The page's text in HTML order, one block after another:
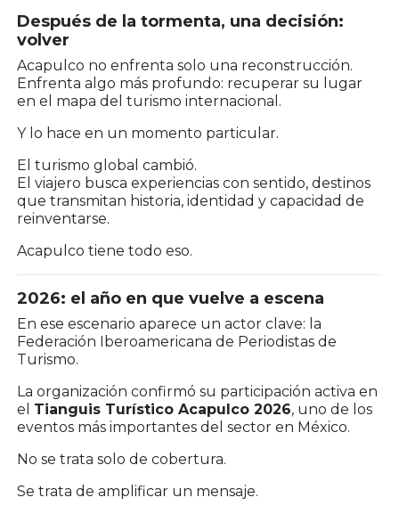
Después de la tormenta, una decisión:
volver
Acapulco no enfrenta solo una reconstrucción.
Enfrenta algo más profundo: recuperar su lugar
en el mapa del turismo internacional.
Y lo hace en un momento particular.
El turismo global cambió.
El viajero busca experiencias con sentido, destinos
que transmitan historia, identidad y capacidad de
reinventarse.
Acapulco tiene todo eso.
2026: el año en que vuelve a escena
En ese escenario aparece un actor clave: la
Federación Iberoamericana de Periodistas de
Turismo.
La organización confirmó su participación activa en
el Tianguis Turístico Acapulco 2026, uno de los
eventos más importantes del sector en México.
No se trata solo de cobertura.
Se trata de amplificar un mensaje.